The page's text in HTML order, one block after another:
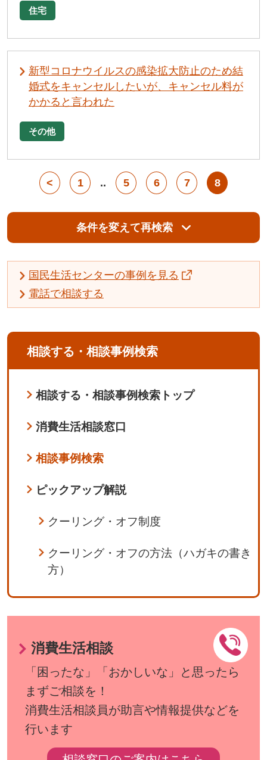
住宅
新型コロナウイルスの感染拡大防止のため結
婚式をキャンセルしたいが、キャンセル料が
かかると言われた
その他
< 1 .. 5 6 7 8
条件を変えて再検索
国民生活センターの事例を見る
電話で相談する
相談する・相談事例検索
相談する・相談事例検索トップ
消費生活相談窓口
相談事例検索
ピックアップ解説
クーリング・オフ制度
クーリング・オフの方法（ハガキの書き
方）
消費生活相談
「困ったな」「おかしいな」と思ったら
まずご相談を！
消費生活相談員が助言や情報提供などを
行います